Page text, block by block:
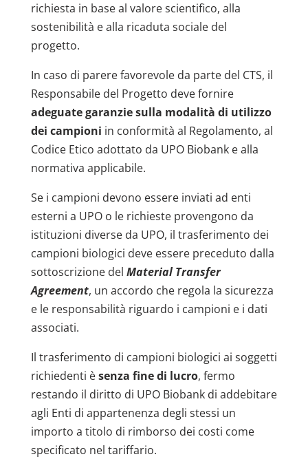
richiesta in base al valore scientifico, alla
sostenibilità e alla ricaduta sociale del
progetto.
In caso di parere favorevole da parte del CTS, il
Responsabile del Progetto deve fornire
adeguate garanzie sulla modalità di utilizzo
dei campioni in conformità al Regolamento, al
Codice Etico adottato da UPO Biobank e alla
normativa applicabile.
Se i campioni devono essere inviati ad enti
esterni a UPO o le richieste provengono da
istituzioni diverse da UPO, il trasferimento dei
campioni biologici deve essere preceduto dalla
sottoscrizione del Material Transfer
Agreement, un accordo che regola la sicurezza
e le responsabilità riguardo i campioni e i dati
associati.
Il trasferimento di campioni biologici ai soggetti
richiedenti èsenza fine di lucro, fermo
restando il diritto di UPO Biobank di addebitare
agli Enti di appartenenza degli stessi un
importo a titolo di rimborso dei costi come
specificato nel tariffario.